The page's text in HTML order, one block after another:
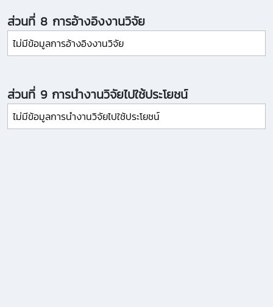
ส่วนที่ 8 การอ้างอิงงานวิจัย
ไม่มีข้อมูลการอ้างอิงงานวิจัย
ส่วนที่ 9 การนำงานวิจัยไปใช้ประโยชน์
ไม่มีข้อมูลการนำงานวิจัยไปใช้ประโยชน์